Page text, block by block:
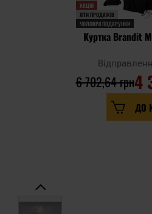
АКЦІЯ
ХІТИ ПРОДАЖІВ
ЧОЛОВІЧІ ПОДАРУНКИ
Куртка Brandit
4
6 702,64 грн
ДО